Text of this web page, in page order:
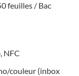
feuilles / Bac
NFC
couleur (inbox